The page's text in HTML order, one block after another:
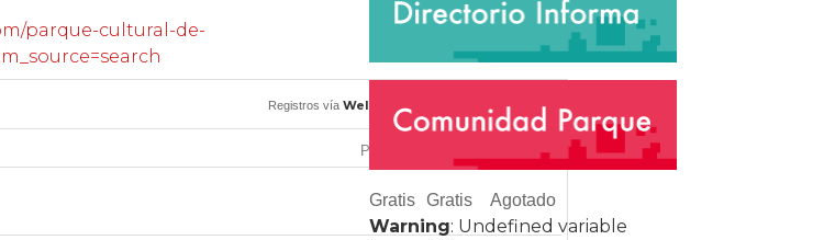
parque-cultural-de-
Registros víaWelcu
PRECIO CANTIDAD
Gratis Gratis Agotado
Warning: Undefined variable